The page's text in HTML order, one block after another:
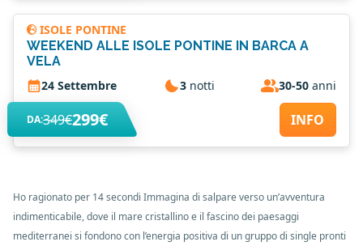
ISOLE PONTINE
WEEKEND ALLE ISOLE PONTINE IN BARCA A
VELA
24 Settembre
3notti 30-50 anni
DA:349€299€ INFO
Ho ragionato per 14 secondi Immagina di salpare verso un’avventura
indimenticabile, dove il mare cristallino e il fascino dei paesaggi
mediterranei si fondono con l’energia positiva di un gruppo di single pronti